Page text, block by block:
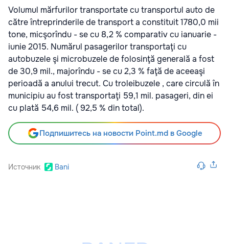
Volumul mărfurilor transportate cu transportul auto de
către întreprinderile de transport a constituit 1780,0 mii
tone, micşorîndu - se cu 8,2 % comparativ cu ianuarie -
iunie 2015. Numărul pasagerilor transportaţi cu
autobuzele şi microbuzele de folosinţă generală a fost
de 30,9 mil., majorîndu - se cu 2,3 % faţă de aceeaşi
perioadă a anului trecut. Cu troleibuzele , care circulă în
municipiu au fost transportaţi 59,1 mil. pasageri, din ei
cu plată 54,6 mil. ( 92,5 % din total).
Подпишитесь на новости Point.md в Google
Источник Bani